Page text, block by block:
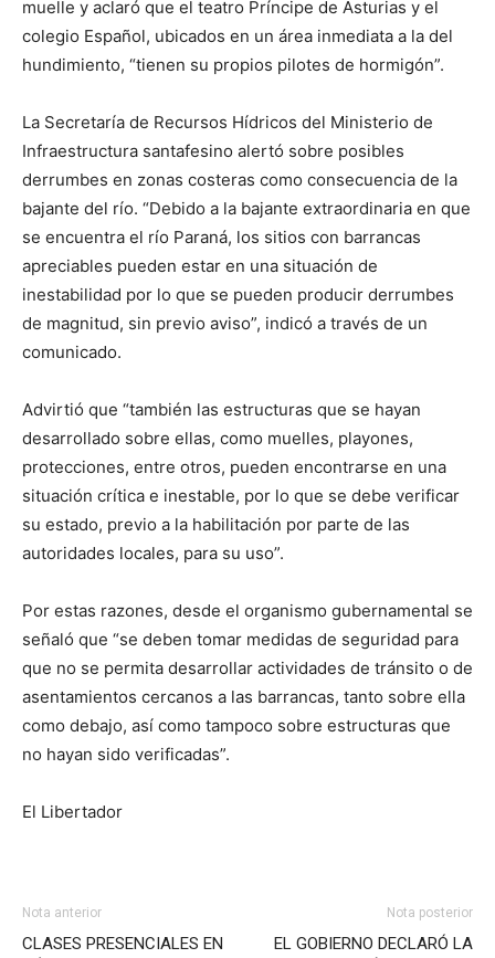
muelle y aclaró que el teatro Príncipe de Asturias y el
colegio Español, ubicados en un área inmediata a la del
hundimiento, “tienen su propios pilotes de hormigón”.
La Secretaría de Recursos Hídricos del Ministerio de
Infraestructura santafesino alertó sobre posibles
derrumbes en zonas costeras como consecuencia de la
bajante del río. “Debido a la bajante extraordinaria en que
se encuentra el río Paraná, los sitios con barrancas
apreciables pueden estar en una situación de
inestabilidad por lo que se pueden producir derrumbes
de magnitud, sin previo aviso”, indicó a través de un
comunicado.
Advirtió que “también las estructuras que se hayan
desarrollado sobre ellas, como muelles, playones,
protecciones, entre otros, pueden encontrarse en una
situación crítica e inestable, por lo que se debe verificar
su estado, previo a la habilitación por parte de las
autoridades locales, para su uso”.
Por estas razones, desde el organismo gubernamental se
señaló que “se deben tomar medidas de seguridad para
que no se permita desarrollar actividades de tránsito o de
asentamientos cercanos a las barrancas, tanto sobre ella
como debajo, así como tampoco sobre estructuras que
no hayan sido verificadas”.
El Libertador
Nota anterior
CLASES PRESENCIALES EN
Nota posterior
EL GOBIERNO DECLARÓ LA